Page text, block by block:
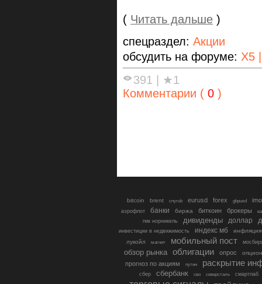
( Читать дальше )
спецраздел: Акции
обсудить на форуме: X5
391 | ★1
Комментарии ( 0 )
bitcoin brent cnyrub eurusd forex gbpusd
аэрофлот банки биржа биткоин брокеры
гмк норникель
дивиденды доллар
инвестиции в недвижимость индекс мб
инфляция
лукойл
магнит мобильный пост
обзор рынка облигации опрос
прогноз по акциям путин раскрытие
сбер сбербанк сво северсталь смартлаб